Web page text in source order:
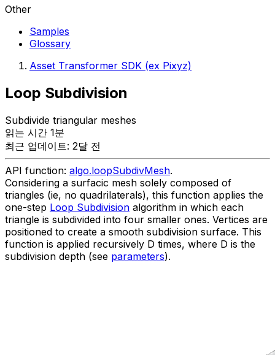
Other
Samples
Glossary
Asset Transformer SDK (ex Pixyz)
Loop Subdivision
Subdivide triangular meshes
읽는 시간 1분
최근 업데이트: 2달 전
API function: algo.loopSubdivMesh.
Considering a surfacic mesh solely composed of
triangles (ie, no quadrilaterals), this function applies the
one-step Loop Subdivision algorithm in which each
triangle is subdivided into four smaller ones. Vertices are
positioned to create a smooth subdivision surface. This
function is applied recursively D times, where D is the
subdivision depth (see parameters).